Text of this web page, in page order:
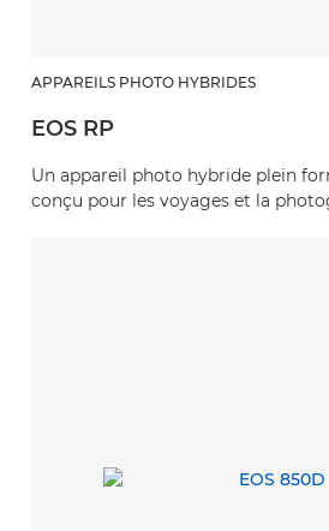
APPAREILS PHOTO HYBRIDES
EOS RP
Un appareil photo hybride plein
conçu pour les voyages et la